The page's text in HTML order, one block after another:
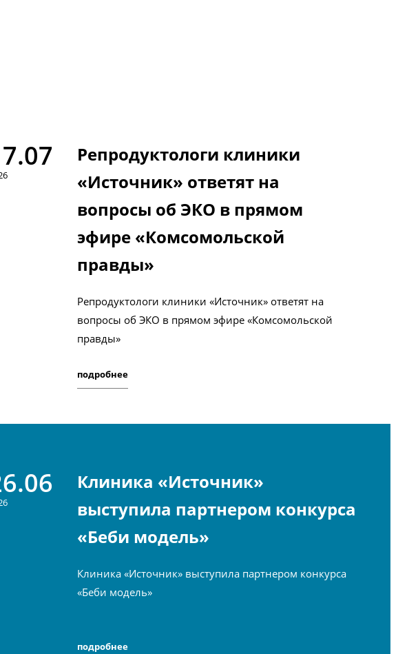
Репродуктологи клиники
«Источник» ответят на
вопросы об ЭКО в прямом
эфире «Комсомольской
правды»
Репродуктологи клиники «Источник» ответят на
вопросы об ЭКО в прямом эфире «Комсомольской
правды»
подробнее
Клиника «Источник»
выступила партнером конкурса
«Беби модель»
Клиника «Источник» выступила партнером конкурса
«Беби модель»
подробнее